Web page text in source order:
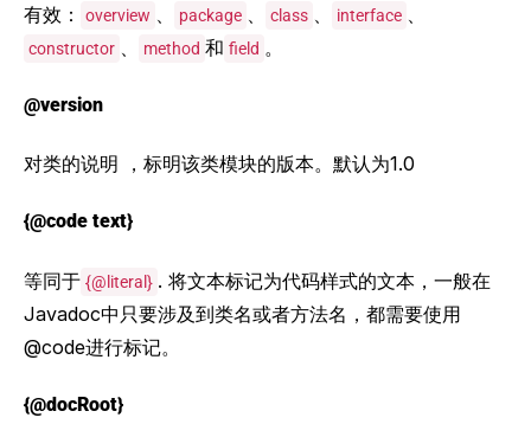
有效：
overview package class interface
constructor method 和 field 。
@version
对类的说明 ，标明该类模块的版本。默认为1.0
{@code text}
等同于 {@literal} . 将文本标记为代码样式的文本，一般在
Javadoc中只要涉及到类名或者方法名，都需要使用
@code进行标记。
{@docRoot}